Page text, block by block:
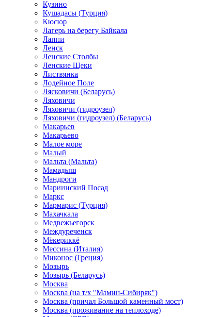
Кузино
Кушадасы (Турция)
Кюсюр
Лагерь на берегу Байкала
Лаппи
Ленск
Ленские Столбы
Ленские Щеки
Листвянка
Лодейное Поле
Лясковичи (Беларусь)
Ляховичи
Ляховичи (гидроузел)
Ляховичи (гидроузел) (Беларусь)
Макарьев
Макарьево
Малое море
Малый
Мальта (Мальта)
Мамадыш
Мандроги
Мариинский Посад
Маркс
Мармарис (Турция)
Махачкала
Медвежьегорск
Междуреченск
Мёкериккё
Мессина (Италия)
Миконос (Греция)
Мозырь
Мозырь (Беларусь)
Москва
Москва (на т/х "Мамин-Сибиряк")
Москва (причал Большой каменный мост)
Москва (проживание на теплоходе)